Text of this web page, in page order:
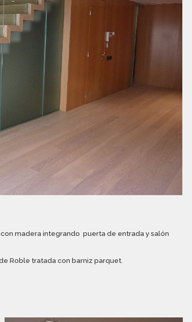
madera integrando puerta de entrada y salón
Roble tratada con barniz parquet.